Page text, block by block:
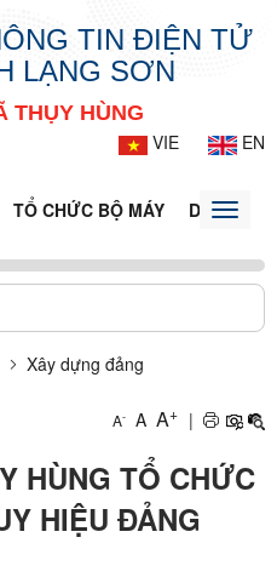
TIN ĐIỆN TỬ
LẠNG SƠN
THỤY HÙNG
VIE
EN
TỔ CHỨC BỘ MÁY DOANH
Toggle
Xây dựng đảng
A- A A+ |
HÙNG TỔ CHỨC
HIỆU ĐẢNG